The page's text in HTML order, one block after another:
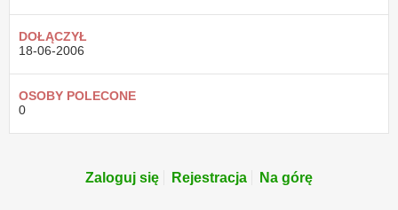
DOŁĄCZYŁ
18-06-2006
OSOBY POLECONE
0
Zaloguj się Rejestracja Na górę